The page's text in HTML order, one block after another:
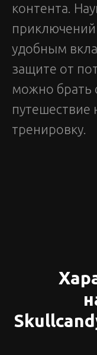
контента.
приключений
удобным
защите от
можно брать
путешествие
тренировку.